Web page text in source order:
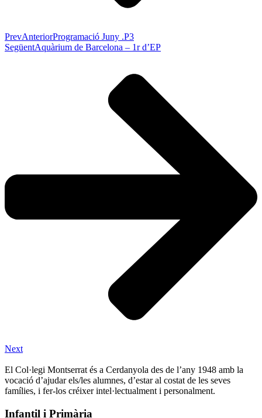
PrevAnteriorProgramació Juny .P3
SegüentAquàrium de Barcelona – 1r d’EP
Next
El Col·legi Montserrat és a Cerdanyola des de l’any 1948 amb la
vocació d’ajudar els/les alumnes, d’estar al costat de les seves
famílies, i fer-los créixer intel·lectualment i personalment.
Infantil i Primària